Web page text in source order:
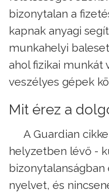
bizonytalan a
kapnak anyagi
munkahelyi
ahol fizikai munkát
veszélyes gépek
Mit érez a
A Guardian
helyzetben lévő -
nyelvet, és